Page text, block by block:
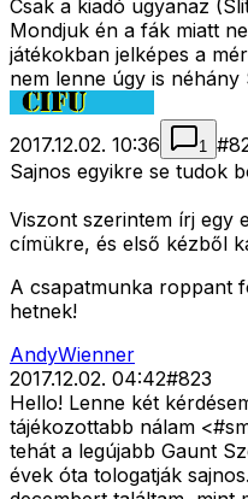
Csak a kiadó ugyanaz
Mondjuk én a fák miatt
játékokban jelképes a
nem lenne úgy is
2017.12.02. 10:36 1 #
Sajnos egyikre se tudok
Viszont szerintem írj egy
címükre, és első kézből
A csapatmunka roppant
hetnek!
AndyWienner
2017.12.02. 04:42#823
Hello! Lenne két
tájékozottabb nálam
tehát a legújabb Gaunt
évek óta tologatják